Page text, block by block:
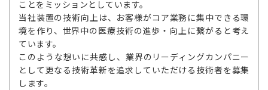
ことをミッションとしています。
当社装置の技術向上は、お客様がコア業務に集中できる環
境を作り、世界中の医療技術の進歩・向上に繋がると考え
ています。
このような想いに共感し、業界のリーディングカンパニー
として更なる技術革新を追求していただける技術者を募集
します。